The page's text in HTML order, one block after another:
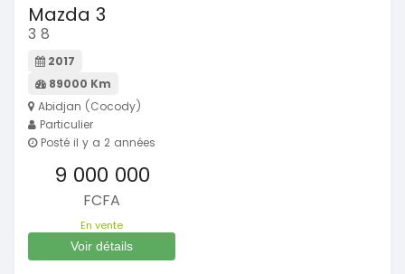
Mazda 3
3 8
2017
89000 Km
Abidjan (Cocody)
Particulier
Posté il y a 2 années
9 000 000
FCFA
En vente
Voir détails